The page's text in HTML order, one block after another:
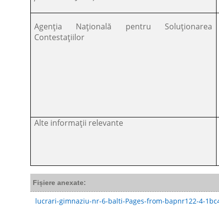
Agenția Națională pentru Soluționarea
Contestațiilor
Alte informații relevante
Fișiere anexate:
lucrari-gimnaziu-nr-6-balti-Pages-from-bapnr122-4-